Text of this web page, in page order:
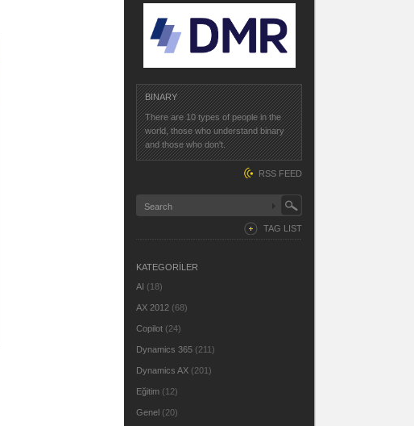
BINARY
There are 10 types of people in the
world, those who understand binary
and those who don't.
RSS FEED
TAG LIST
KATEGORİLER
AI (18)
AX 2012 (68)
Copilot (24)
Dynamics 365 (211)
Dynamics AX (201)
Eğitim (12)
Genel (20)